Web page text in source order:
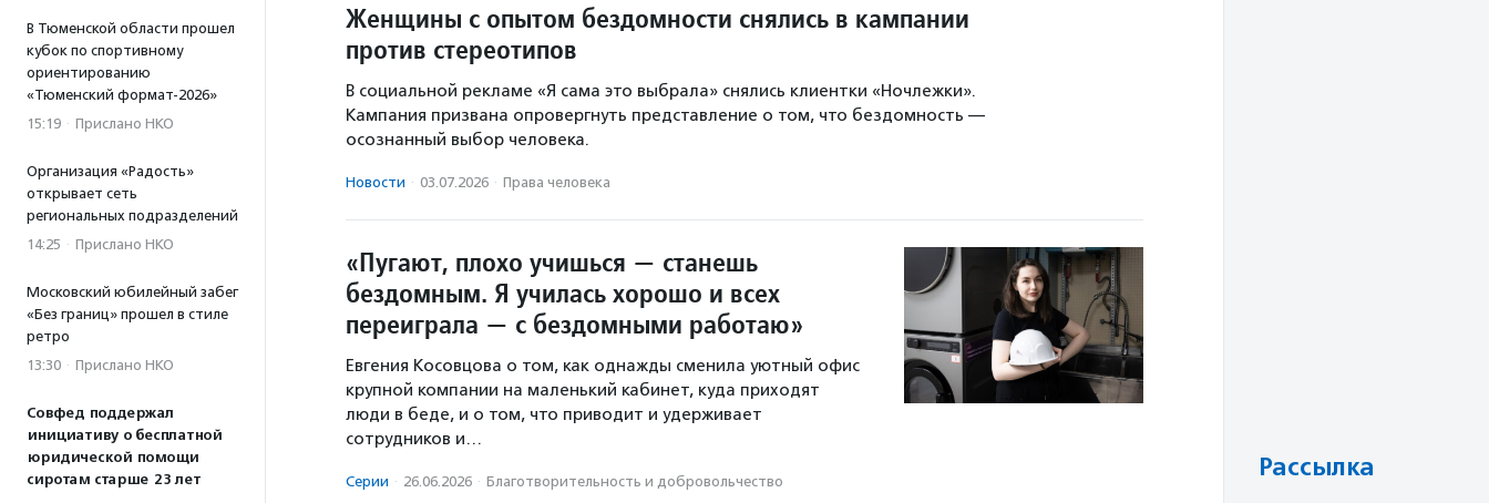
В Тюменской области прошел
кубок по спортивному
ориентированию
«Тюменский формат-2026»
15:19 · Прислано НКО
Организация «Радость»
открывает сеть
региональных подразделений
14:25 · Прислано НКО
Московский юбилейный забег
«Без границ» прошел в стиле
ретро
13:30 · Прислано НКО
Совфед поддержал
инициативу о бесплатной
юридической помощи
сиротам старше 23 лет
Женщины с опытом бездомности снялись в кампании
против стереотипов
В социальной рекламе «Я сама это выбрала» снялись клиентки «Ночлежки».
Кампания призвана опровергнуть представление о том, что бездомность —
осознанный выбор человека.
Новости · 03.07.2026 · Права человека
«Пугают, плохо учишься — станешь
бездомным. Я училась хорошо и всех
переиграла — с бездомными работаю»
Евгения Косовцова о том, как однажды сменила уютный офис
крупной компании на маленький кабинет, куда приходят
люди в беде, и о том, что приводит и удерживает
сотрудников и…
Серии · 26.06.2026 · Благотвори­тель­ность и доброволь­чест­во Рассылка